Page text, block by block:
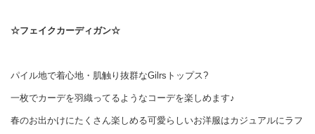
☆フェイクカーディガン☆
パイル地で着心地・肌触り抜群なGilrsトップス?
一枚でカーデを羽織ってるようなコーデを楽しめます♪
春のお出かけにたくさん楽しめる可愛らしいお洋服はカジュアルにラフ